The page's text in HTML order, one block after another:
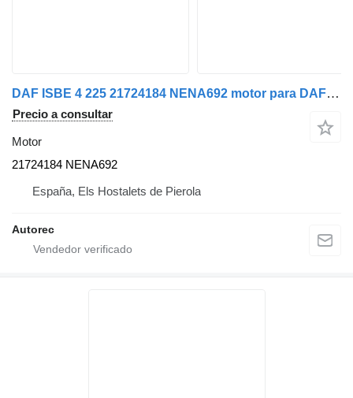
DAF ISBE 4 225 21724184 NENA692 motor para DAF 45.210 camión
Precio a consultar
Motor
21724184 NENA692
España, Els Hostalets de Pierola
Autorec